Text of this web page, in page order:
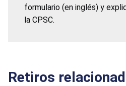
formulario (en inglés) y
la CPSC.
Retiros